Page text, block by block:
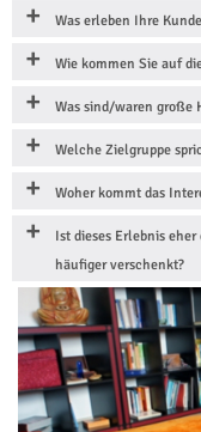
Was erleben Ihre
Wie kommen Sie auf
Was sind/waren große
Welche Zielgruppe
Woher kommt das
Ist dieses Erlebnis
häufiger verschenkt?